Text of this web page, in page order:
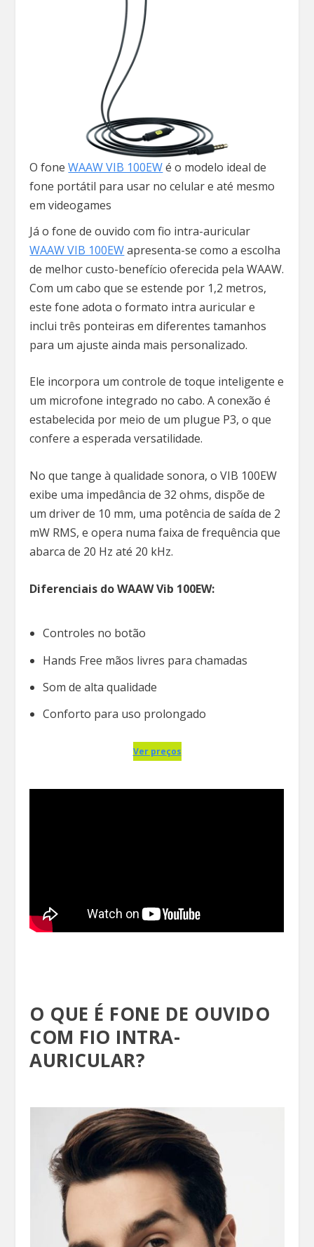
O foneWAAW VIB 100EWé o modelo ideal de
fone portátil para usar no celular e até mesmo
em videogames
Já o fone de ouvido com fio intra-auricular
WAAW VIB 100EWapresenta-se como a escolha
de melhor custo-benefício oferecida pela WAAW.
Com um cabo que se estende por 1,2 metros,
este fone adota o formato intra auricular e
inclui três ponteiras em diferentes tamanhos
para um ajuste ainda mais personalizado.
Ele incorpora um controle de toque inteligente e
um microfone integrado no cabo. A conexão é
estabelecida por meio de um plugue P3, o que
confere a esperada versatilidade.
No que tange à qualidade sonora, o VIB 100EW
exibe uma impedância de 32 ohms, dispõe de
um driver de 10 mm, uma potência de saída de 2
mW RMS, e opera numa faixa de frequência que
abarca de 20 Hz até 20 kHz.
Diferenciais do WAAW Vib 100EW:
Controles no botão
Hands Free mãos livres para chamadas
Som de alta qualidade
Conforto para uso prolongado
Ver preços
O QUE É FONE DE OUVIDO
COM FIO INTRA-
AURICULAR?